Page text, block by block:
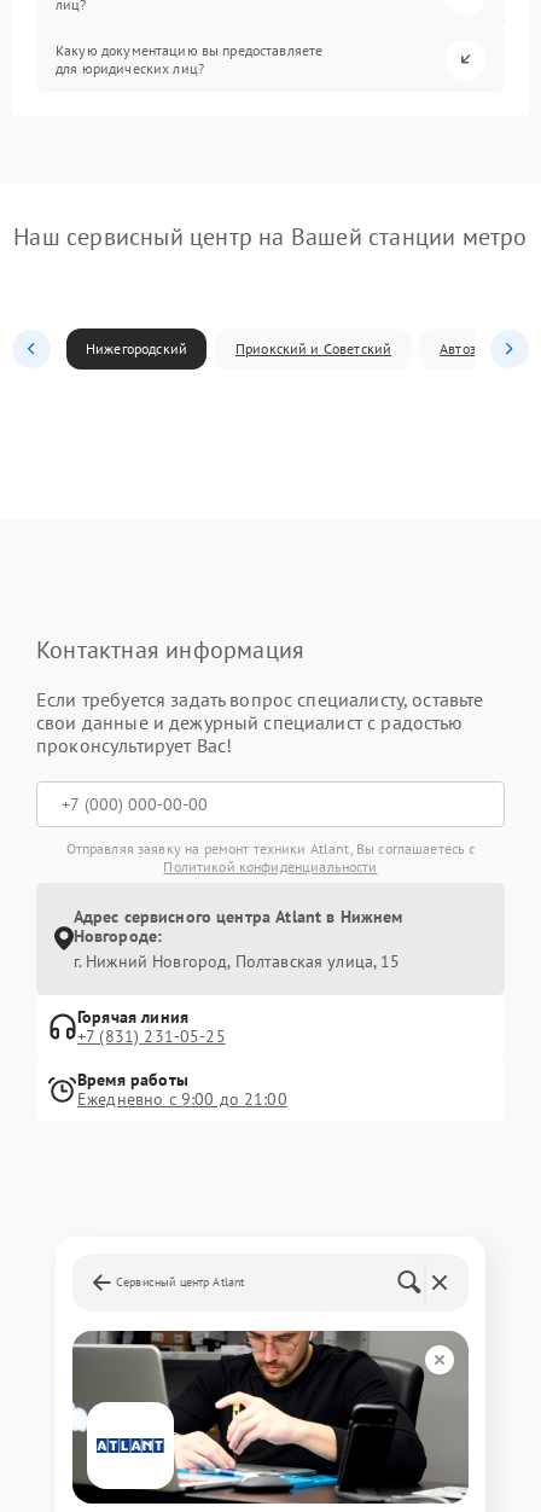
лиц?
Какую документацию вы предоставляете
для юридических лиц?
Наш сервисный центр на Вашей станции метро
Нижегородский Приокский и Советский Автозаводский
Контактная информация
Если требуется задать вопрос специалисту, оставьте
свои данные и дежурный специалист с радостью
проконсультирует Вас!
Отправляя заявку на ремонт техники Atlant, Вы соглашаетесь с
Политикой конфиденциальности
Адрес сервисного центра Atlant в Нижнем
Новгороде:
г. Нижний Новгород, Полтавская улица, 15
Горячая линия
+7 (831) 231-05-25
Время работы
Ежедневно с 9:00 до 21:00
Сервисный центр Atlant